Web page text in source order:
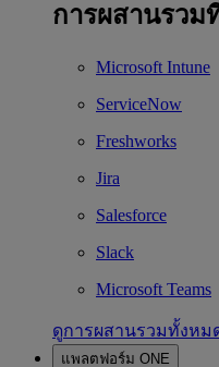
การผสานรว
Microsoft Intune
ServiceNow
Freshworks
Jira
Salesforce
Slack
Microsoft Teams
ดูการผสานรวมทั้งหม
แพลตฟอร์ม ONE